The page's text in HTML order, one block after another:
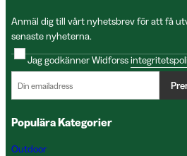
Anmäl dig till vårt nyhetsbrev för att få
senaste nyheterna.
Jag godkänner Widforss
Populära Kategorier
Outdoor